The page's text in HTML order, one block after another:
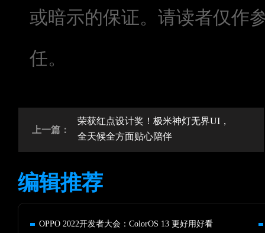
或暗示的保证。请读者仅作
任。
上一篇：
荣获红点设计奖！极米神灯无界UI，
全天候全方面贴心陪伴
编辑推荐
OPPO 2022开发者大会：ColorOS 13 更好用好看